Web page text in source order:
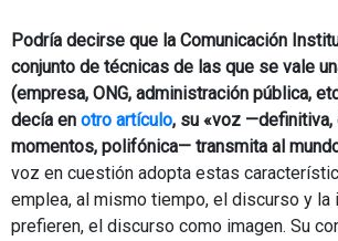
Podría decirse que la Comunicación
conjunto de técnicas de las que se vale
(empresa, ONG, administración pública,
decía en otro artículo, su «voz —definitiva,
momentos, polifónica— transmita al
voz en cuestión adopta estas
emplea, al mismo tiempo, el discurso y la
prefieren, el discurso como imagen. Su